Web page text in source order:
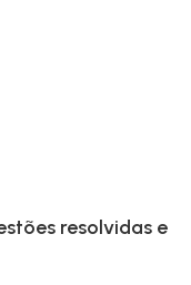
resolvidas e